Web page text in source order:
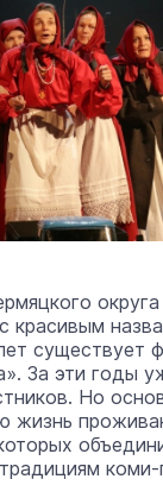
красивым
существует
За эти годы
Но
жизнь
коми-